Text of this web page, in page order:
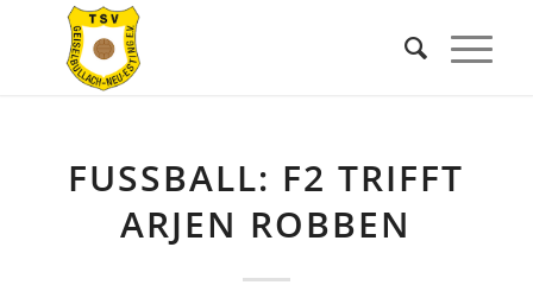
FUSSBALL: F2 TRIFFT
ARJEN ROBBEN